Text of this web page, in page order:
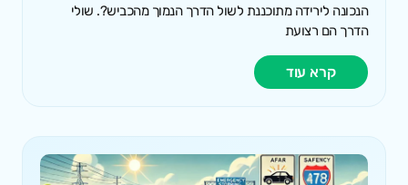
הנכונה לירידה מתוכננת לשול הדרך הנמוך מהכביש?. שולי
הדרך הם רצועת
קרא עוד